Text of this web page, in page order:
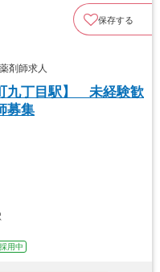
保存する
剤師求人
九丁目駅】 未経験歓
募集
用中